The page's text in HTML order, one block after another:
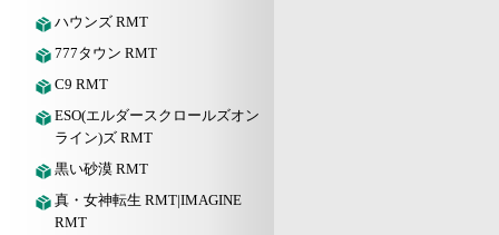
ハウンズ RMT
777タウン RMT
C9 RMT
ESO(エルダースクロールズオン
ライン)ズ RMT
黒い砂漠 RMT
真・女神転生 RMT|IMAGINE
RMT